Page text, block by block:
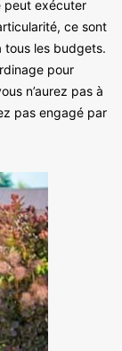
peut exécuter
ce sont
tous les budgets.
pour
n’aurez pas à
pas engagé par